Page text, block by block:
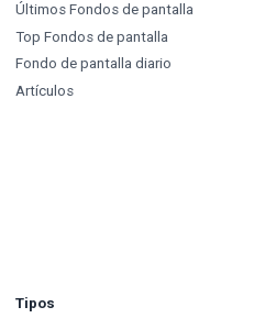
Últimos Fondos de pantalla
Top Fondos de pantalla
Fondo de pantalla diario
Artículos
Tipos